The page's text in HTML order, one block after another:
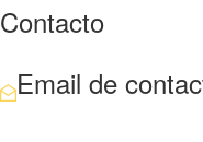
Contacto
Email de